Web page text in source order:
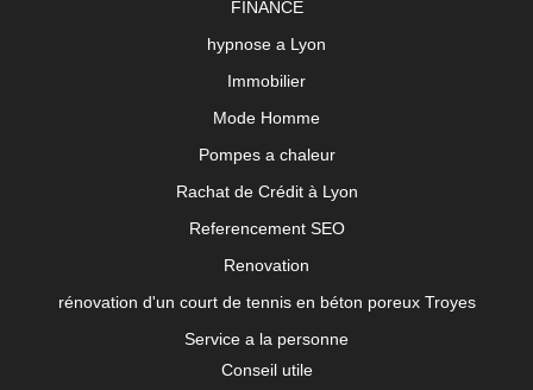
FINANCE
hypnose a Lyon
Immobilier
Mode Homme
Pompes a chaleur
Rachat de Crédit à Lyon
Referencement SEO
Renovation
rénovation d'un court de tennis en béton poreux Troyes
Service a la personne
Conseil utile